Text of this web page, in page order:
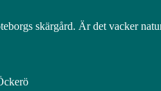
skärgård. Är det vacker